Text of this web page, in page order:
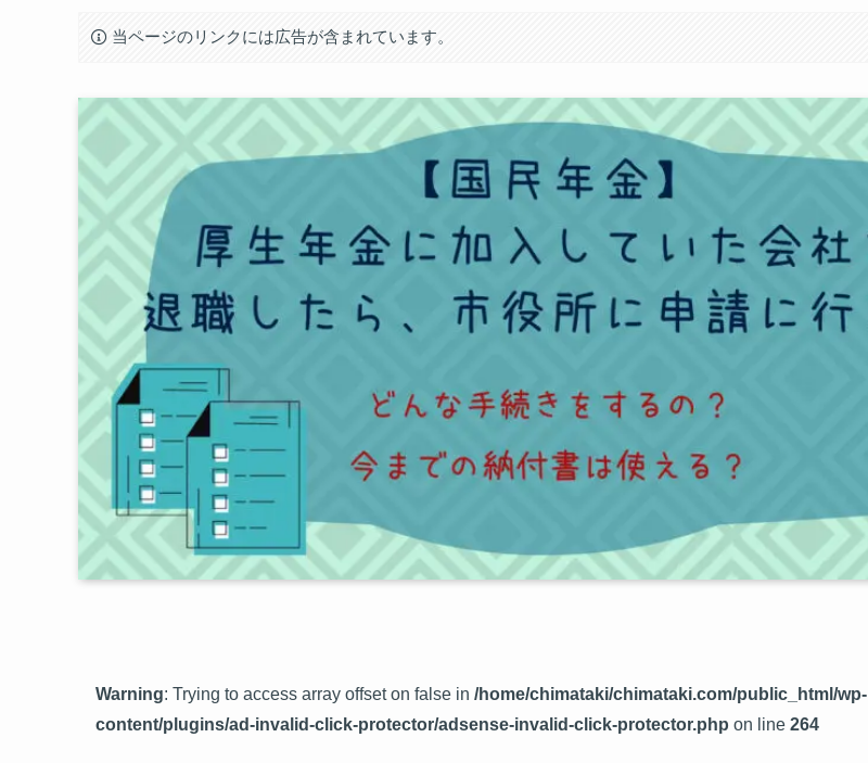
当ページのリンクには広告が含まれています。
Warning: Trying to access array offset on false in /home/chimataki/chimataki.com/public_html/wp-
content/plugins/ad-invalid-click-protector/adsense-invalid-click-protector.php on line 264